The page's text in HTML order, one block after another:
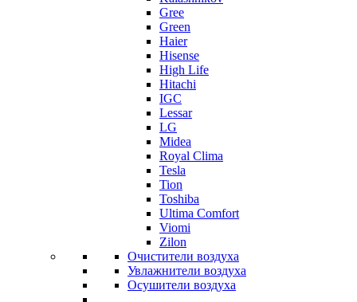
Gree
Grеen
Haier
Hisense
High Life
Hitachi
IGC
Lessar
LG
Midea
Royal Clima
Tesla
Tion
Toshiba
Ultima Comfort
Viomi
Zilon
Очистители воздуха
Увлажнители воздуха
Осушители воздуха